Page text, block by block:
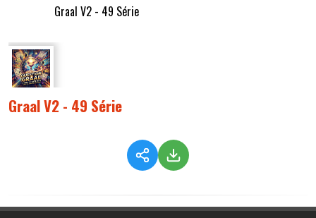
Graal V2 - 49 Série
Graal V2 - 49 Série